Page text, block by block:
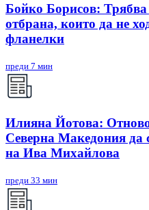
Бойко Борисов:
отбрана, които да не
фланелки
преди 7 мин
Илияна Йотова:
Северна Македония да
на Ива Михайлова
преди 33 мин